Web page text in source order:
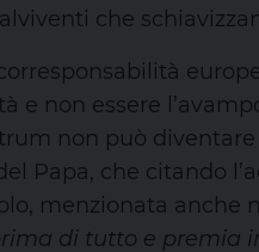
che
e non essere
non può
Papa, che citando
menzionata anche
di tutto e premia